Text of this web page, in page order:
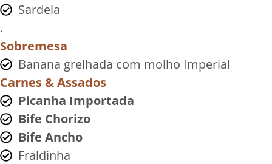
Sardela
.
Sobremesa
Banana grelhada com molho Imperial
Carnes & Assados
Picanha Importada
Bife Chorizo
Bife Ancho
Fraldinha